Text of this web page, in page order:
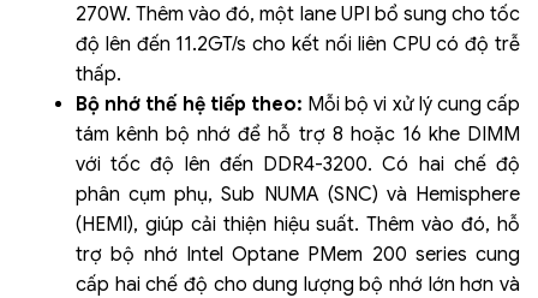
270W. Thêm vào đó, một lane UPI bổ sung cho tốc
độ lên đến 11.2GT/s cho kết nối liên CPU có độ trễ
thấp.
Bộ nhớ thế hệ tiếp theo: Mỗi bộ vi xử lý cung cấp
tám kênh bộ nhớ để hỗ trợ 8 hoặc 16 khe DIMM
với tốc độ lên đến DDR4-3200. Có hai chế độ
phân cụm phụ, Sub NUMA (SNC) và Hemisphere
(HEMI), giúp cải thiện hiệu suất. Thêm vào đó, hỗ
trợ bộ nhớ Intel Optane PMem 200 series cung
cấp hai chế độ cho dung lượng bộ nhớ lớn hơn và